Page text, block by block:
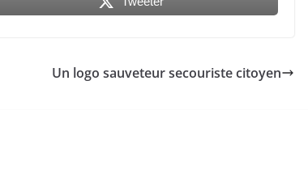
Un logo sauveteur secouriste citoyen